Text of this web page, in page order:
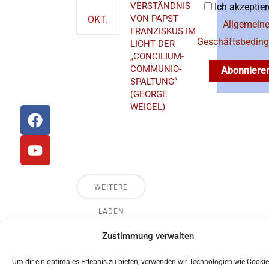
Zustimmung verwalten
Um dir ein optimales Erlebnis zu bieten, verwenden wir Technologien wie
akademischesforum@bistum-
F
a
c
e
Y
o
u
t
OKT.
VERSTÄNDNIS
VON PAPST
FRANZISKUS IM
LICHT DER
„CONCILIUM-
COMMUNIO-
SPALTUNG“
(GEORGE
WEIGEL)
WEITERE
LADEN
Ich
Allgemeine
© 2024 Akademisches Forum Albertus Magnus
Regensburg